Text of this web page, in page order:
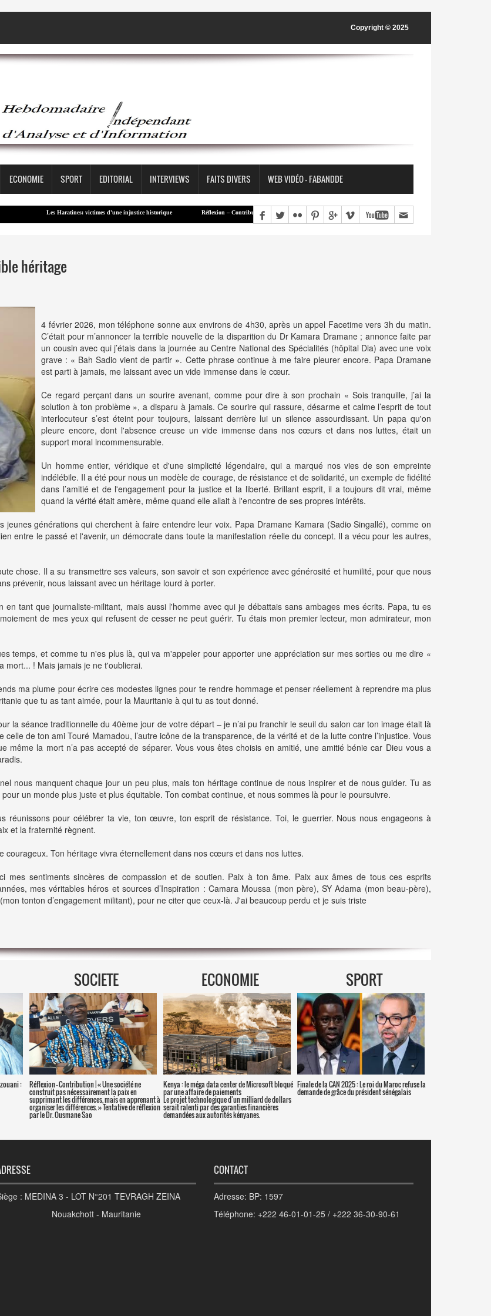
Copyright © 2025
ECONOMIE SPORT EDITORIAL INTERVIEWS FAITS DIVERS WEB VIDÉO - FABANDDE
Les Haratines: victimes d'une injustice historique Réflexion – Contribution | « Une société ne construit pas nécessairement la paix en supprimant les différences, mais en
héritage
4 février 2026, mon téléphone sonne aux environs de 4h30, après un appel Facetime vers 3h du matin.
C’était pour m’annoncer la terrible nouvelle de la disparition du Dr Kamara Dramane ; annonce faite par
un cousin avec qui j’étais dans la journée au Centre National des Spécialités (hôpital Dia) avec une voix
grave : « Bah Sadio vient de partir ». Cette phrase continue à me faire pleurer encore. Papa Dramane
est parti à jamais, me laissant avec un vide immense dans le cœur.
Ce regard perçant dans un sourire avenant, comme pour dire à son prochain « Sois tranquille, j’ai la
solution à ton problème », a disparu à jamais. Ce sourire qui rassure, désarme et calme l’esprit de tout
interlocuteur s’est éteint pour toujours, laissant derrière lui un silence assourdissant. Un papa qu'on
pleure encore, dont l'absence creuse un vide immense dans nos cœurs et dans nos luttes, était un
support moral incommensurable.
Un homme entier, véridique et d'une simplicité légendaire, qui a marqué nos vies de son empreinte
indélébile. Il a été pour nous un modèle de courage, de résistance et de solidarité, un exemple de fidélité
dans l’amitié et de l'engagement pour la justice et la liberté. Brillant esprit, il a toujours dit vrai, même
quand la vérité était amère, même quand elle allait à l'encontre de ses propres intérêts.
générations qui cherchent à faire entendre leur voix. Papa Dramane Kamara (Sadio Singallé), comme on
entre le passé et l'avenir, un démocrate dans toute la manifestation réelle du concept. Il a vécu pour les autres,
chose. Il a su transmettre ses valeurs, son savoir et son expérience avec générosité et humilité, pour que nous
prévenir, nous laissant avec un héritage lourd à porter.
tant que journaliste-militant, mais aussi l'homme avec qui je débattais sans ambages mes écrits. Papa, tu es
de mes yeux qui refusent de cesser ne peut guérir. Tu étais mon premier lecteur, mon admirateur, mon
temps, et comme tu n'es plus là, qui va m'appeler pour apporter une appréciation sur mes sorties ou me dire «
mort... ! Mais jamais je ne t'oublierai.
ma plume pour écrire ces modestes lignes pour te rendre hommage et penser réellement à reprendre ma plus
que tu as tant aimée, pour la Mauritanie à qui tu as tout donné.
la séance traditionnelle du 40ème jour de votre départ – je n’ai pu franchir le seuil du salon car ton image était là
de ton ami Touré Mamadou, l’autre icône de la transparence, de la vérité et de la lutte contre l’injustice. Vous
même la mort n’a pas accepté de séparer. Vous vous êtes choisis en amitié, une amitié bénie car Dieu vous a
nous manquent chaque jour un peu plus, mais ton héritage continue de nous inspirer et de nous guider. Tu as
un monde plus juste et plus équitable. Ton combat continue, et nous sommes là pour le poursuivre.
réunissons pour célébrer ta vie, ton œuvre, ton esprit de résistance. Toi, le guerrier. Nous nous engageons à
et la fraternité règnent.
courageux. Ton héritage vivra éternellement dans nos cœurs et dans nos luttes.
sentiments sincères de compassion et de soutien. Paix à ton âme. Paix aux âmes de tous ces esprits
mes véritables héros et sources d’Inspiration : Camara Moussa (mon père), SY Adama (mon beau-père),
tonton d’engagement militant), pour ne citer que ceux-là. J'ai beaucoup perdu et je suis triste
SOCIETE ECONOMIE SPORT
: Réflexion – Contribution | « Une société ne
construit pas nécessairement la paix en
supprimant les différences, mais en apprenant à
organiser les différences. » Tentative de réflexion
par le Dr. Ousmane Sao
Kenya : le méga data center de Microsoft bloqué
par une affaire de paiements
Le projet technologique d’un milliard de dollars
serait ralenti par des garanties financières
demandées aux autorités kényanes.
Finale de la CAN 2025 : Le roi du Maroc refuse la
demande de grâce du président sénégalais
: MEDINA 3 - LOT N°201 TEVRAGH ZEINA
Nouakchott - Mauritanie
CONTACT
Adresse: BP: 1597
Téléphone: +222 46-01-01-25 / +222 36-30-90-61